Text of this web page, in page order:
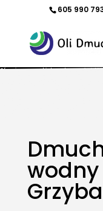
605 990
Oferujemy zamki dmuchane,